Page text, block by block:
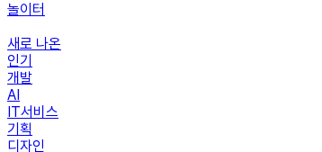
놀이터
새로 나온
인기
개발
AI
IT서비스
기획
디자인